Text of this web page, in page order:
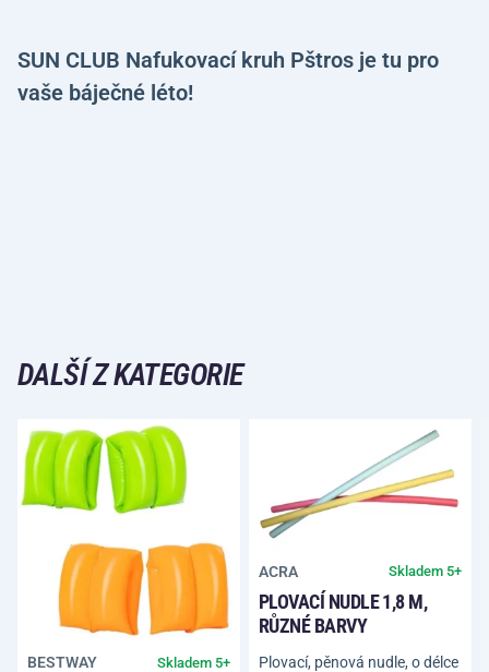
SUN CLUB Nafukovací kruh Pštros je tu pro
vaše báječné léto!
DALŠÍ Z KATEGORIE
BESTWAY Skladem 5+
ACRA Skladem 5+
PLOVACÍ NUDLE 1,8 M,
RŮZNÉ BARVY
Plovací, pěnová nudle, o délce